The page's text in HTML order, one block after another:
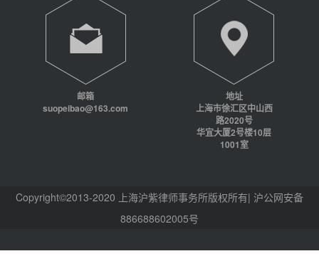
邮箱
suopeibao@163.com
地址
上海市徐汇区中山西
路2020号
华宜大厦2号楼10层
1001室
Copyright©2013-2020 上海沪紫律师事务所版权所有| 沪公网安备
886688602005号